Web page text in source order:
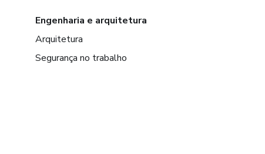
Engenharia e arquitetura
Arquitetura
Segurança no trabalho